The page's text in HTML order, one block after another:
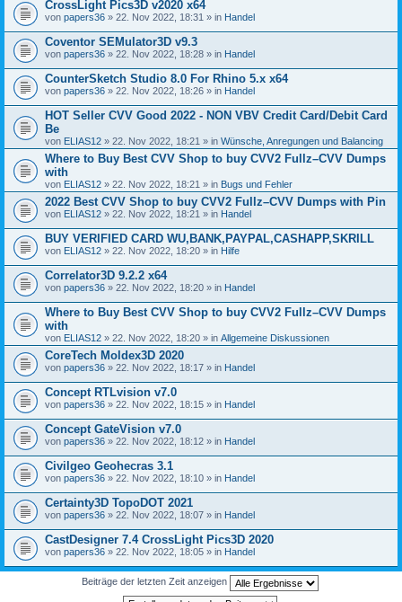
CrossLight Pics3D v2020 x64
von papers36 » 22. Nov 2022, 18:31 » in Handel
Coventor SEMulator3D v9.3
von papers36 » 22. Nov 2022, 18:28 » in Handel
CounterSketch Studio 8.0 For Rhino 5.x x64
von papers36 » 22. Nov 2022, 18:26 » in Handel
HOT Seller CVV Good 2022 - NON VBV Credit Card/Debit Card
Be
von ELIAS12 » 22. Nov 2022, 18:21 » in Wünsche, Anregungen und Balancing
Where to Buy Best CVV Shop to buy CVV2 Fullz–CVV Dumps
with
von ELIAS12 » 22. Nov 2022, 18:21 » in Bugs und Fehler
2022 Best CVV Shop to buy CVV2 Fullz–CVV Dumps with Pin
von ELIAS12 » 22. Nov 2022, 18:21 » in Handel
BUY VERIFIED CARD WU,BANK,PAYPAL,CASHAPP,SKRILL
von ELIAS12 » 22. Nov 2022, 18:20 » in Hilfe
Correlator3D 9.2.2 x64
von papers36 » 22. Nov 2022, 18:20 » in Handel
Where to Buy Best CVV Shop to buy CVV2 Fullz–CVV Dumps
with
von ELIAS12 » 22. Nov 2022, 18:20 » in Allgemeine Diskussionen
CoreTech Moldex3D 2020
von papers36 » 22. Nov 2022, 18:17 » in Handel
Concept RTLvision v7.0
von papers36 » 22. Nov 2022, 18:15 » in Handel
Concept GateVision v7.0
von papers36 » 22. Nov 2022, 18:12 » in Handel
Civilgeo Geohecras 3.1
von papers36 » 22. Nov 2022, 18:10 » in Handel
Certainty3D TopoDOT 2021
von papers36 » 22. Nov 2022, 18:07 » in Handel
CastDesigner 7.4 CrossLight Pics3D 2020
von papers36 » 22. Nov 2022, 18:05 » in Handel
Beiträge der letzten Zeit anzeigen